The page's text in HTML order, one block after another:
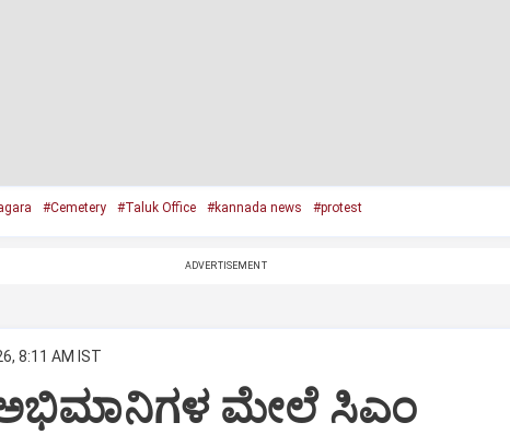
#Cemetery #Taluk Office #kannada news #protest
ADVERTISEMENT
8:11 AM IST
ಮೇಲೆ ಸಿಎಂ